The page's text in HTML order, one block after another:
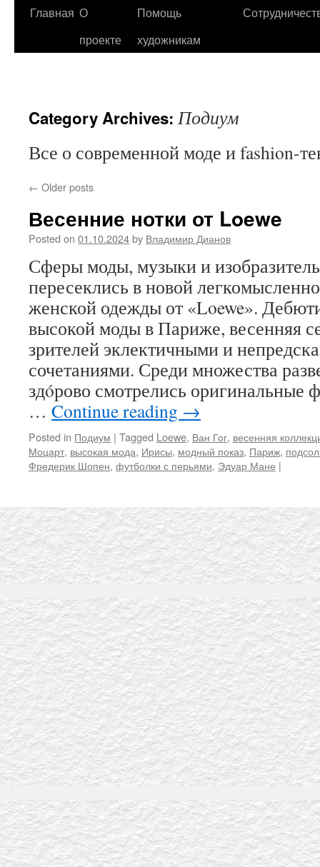
Главная О
проекте
Помощь
художникам
Category Archives: Подиум
Все о современной моде и fashion-
← Older posts
Весенние нотки от Loewe
Posted on 01.10.2024by Владимир Дианов
Сферы моды, музыки и
пересеклись в новой
женской одежды от «Loewe».
высокой моды в Париже, весенняя
зрителей эклектичными и
сочетаниями. Среди множества
здóрово смотрелись оригинальные
… Continue reading →
Posted in Подиум | Tagged Loewe, Ван Гог, весенняя
Моцарт, высокая мода, Ирисы, модный показ, Париж,
Фредерик Шопен, футболки с перьями, Эдуар Мане |